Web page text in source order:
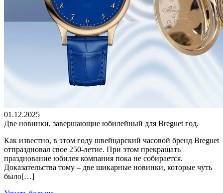
01.12.2025
Две новинки, завершающие юбилейный для Breguet год.
Как известно, в этом году швейцарский часовой бренд Breguet
отпраздновал свое 250-летие. При этом прекращать
празднование юбилея компания пока не собирается.
Доказательства тому – две шикарные новинки, которые чуть
было[…]